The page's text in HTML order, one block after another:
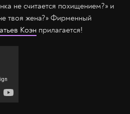
не считается похищением?» и
твоя жена?» Фирменный
Коэн прилагается!